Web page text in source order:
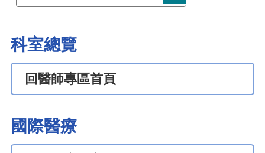
科室總覽
回醫師專區首頁
國際醫療